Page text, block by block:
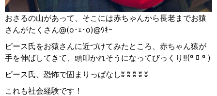
おさるの山があって、そこには赤ちゃんから長老までお猿
さんがたくさん@(o ･ｪ･o)@ｳｷｰ
ピース氏をお猿さんに近づけてみたところ、赤ちゃん猿が
手を伸ばしてきて、頭叩かれそうになってびっく り !!(º ﾛ º )
ピース氏、恐怖で固まりっぱなしʬ ʬ ʬ ʬ ʬ
これも社会経験です！